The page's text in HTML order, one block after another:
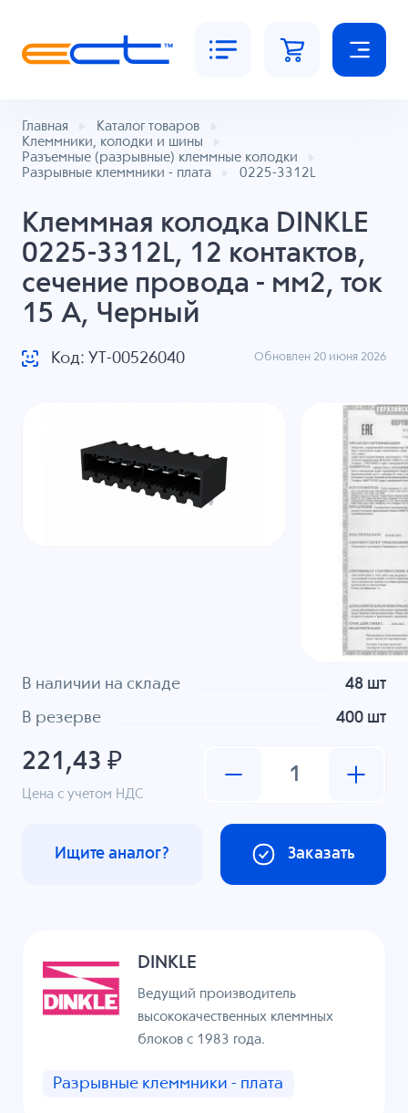
Главная
Каталог товаров
Клеммники, колодки и шины
Разъемные (разрывные) клеммные колодки
Разрывные клеммники - плата
0225-3312L
Клеммная колодка DINKLE
0225-3312L, 12 контактов,
сечение провода - мм2, ток
15 A, Черный
Код: УТ-00526040 Обновлен 20 июня 2026
В наличии на складе 48 шт
В резерве 400 шт
221,43 ₽
Цена с учетом НДС
Заказать
Ищите аналог?
DINKLE
Ведущий производитель
высококачественных клеммных
блоков с 1983 года.
Разрывные клеммники - плата